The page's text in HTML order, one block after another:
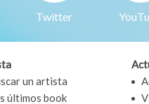
Twitter
un artista
últimos book